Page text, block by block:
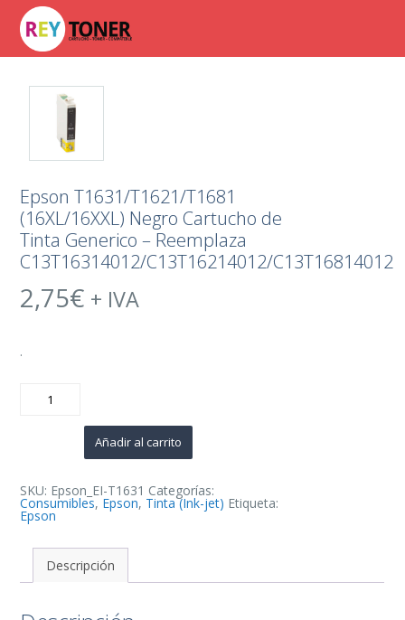
Epson T1631/T1621/T1681
(16XL/16XXL) Negro Cartucho de
Tinta Generico – Reemplaza
C13T16314012/C13T16214012/C13T16814012
2,75€ + IVA
.
T1631/T1621/T1681
-
Reemplaza
C13T16314012/C13T16214012/C13T16814012
cantidad
Añadir al carrito
SKU: Epson_EI-T1631 Categorías:
Consumibles, Epson, Tinta (Ink-jet) Etiqueta:
Epson
Descripción